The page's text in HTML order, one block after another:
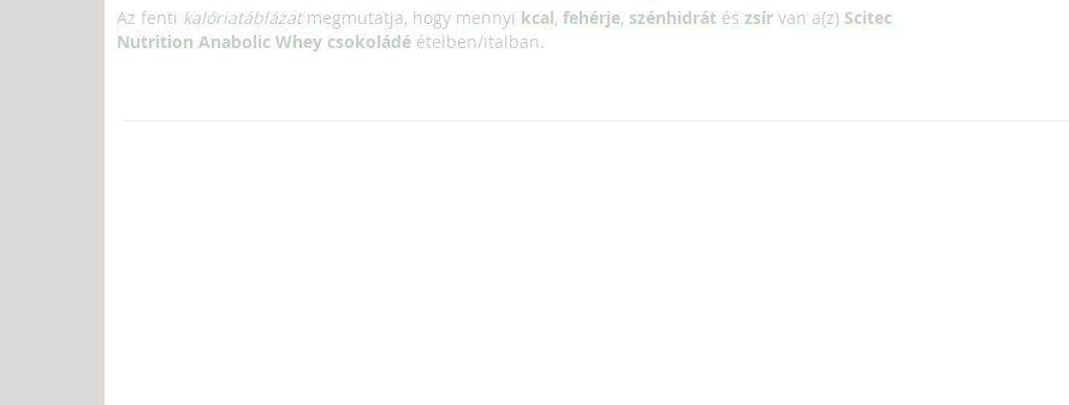
Az fenti kalóriatáblázatmegmutatja, hogy mennyi kcal, fehérje, szénhidrát és zsír van a(z) Scitec
Nutrition Anabolic Whey csokoládé ételben/italban.